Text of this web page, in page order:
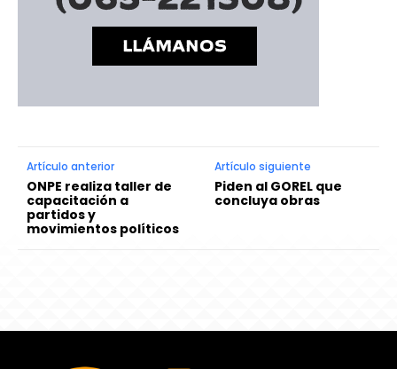
Artículo anterior
ONPE realiza taller de
capacitación a
partidos y
movimientos políticos
Artículo siguiente
Piden al GOREL que
concluya obras